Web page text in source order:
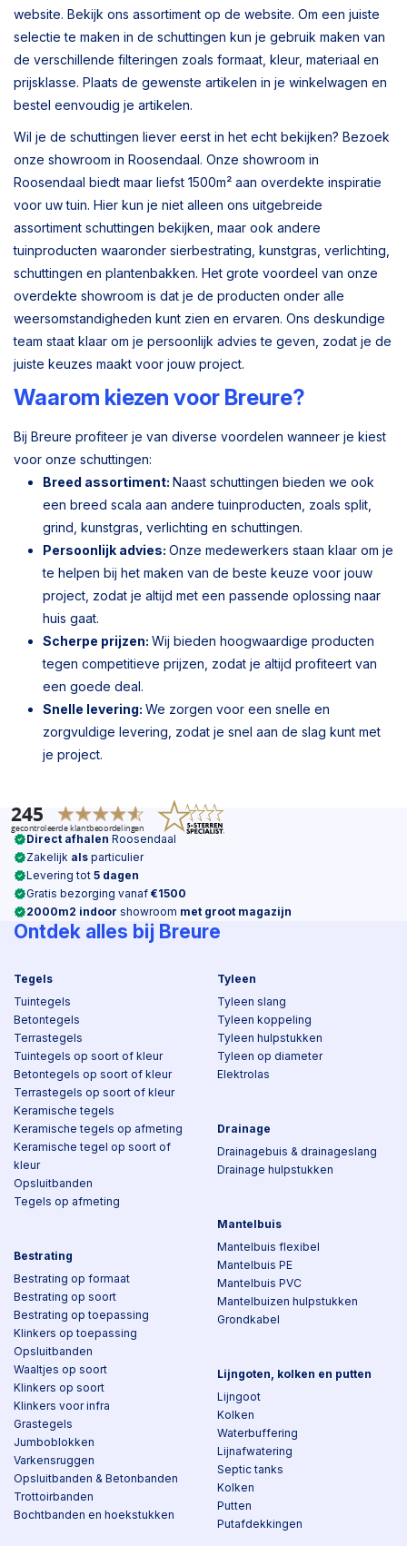
website. Bekijk ons assortiment op de website. Om een juiste
selectie te maken in de schuttingen kun je gebruik maken van
de verschillende filteringen zoals formaat, kleur, materiaal en
prijsklasse. Plaats de gewenste artikelen in je winkelwagen en
bestel eenvoudig je artikelen.
Wil je de schuttingen liever eerst in het echt bekijken? Bezoek
onze showroom in Roosendaal. Onze showroom in
Roosendaal biedt maar liefst 1500m² aan overdekte inspiratie
voor uw tuin. Hier kun je niet alleen ons uitgebreide
assortiment schuttingen bekijken, maar ook andere
tuinproducten waaronder sierbestrating, kunstgras, verlichting,
schuttingen en plantenbakken. Het grote voordeel van onze
overdekte showroom is dat je de producten onder alle
weersomstandigheden kunt zien en ervaren. Ons deskundige
team staat klaar om je persoonlijk advies te geven, zodat je de
juiste keuzes maakt voor jouw project.
Waarom kiezen voor Breure?
Bij Breure profiteer je van diverse voordelen wanneer je kiest
voor onze schuttingen:
Breed assortiment: Naast schuttingen bieden we ook
een breed scala aan andere tuinproducten, zoals split,
grind, kunstgras, verlichting en schuttingen.
Persoonlijk advies: Onze medewerkers staan klaar om je
te helpen bij het maken van de beste keuze voor jouw
project, zodat je altijd met een passende oplossing naar
huis gaat.
Scherpe prijzen: Wij bieden hoogwaardige producten
tegen competitieve prijzen, zodat je altijd profiteert van
een goede deal.
Snelle levering: We zorgen voor een snelle en
zorgvuldige levering, zodat je snel aan de slag kunt met
je project.
Direct afhalen Roosendaal
Zakelijk als particulier
Levering tot 5 dagen
Gratis bezorging vanaf €1500
2000m2 indoor showroom met groot magazijn
Ontdek alles bij Breure
Tegels
Tuintegels
Betontegels
Terrastegels
Tuintegels op soort of kleur
Betontegels op soort of kleur
Terrastegels op soort of kleur
Keramische tegels
Keramische tegels op afmeting
Keramische tegel op soort of
kleur
Opsluitbanden
Tegels op afmeting
Bestrating
Bestrating op formaat
Bestrating op soort
Bestrating op toepassing
Klinkers op toepassing
Opsluitbanden
Waaltjes op soort
Klinkers op soort
Klinkers voor infra
Grastegels
Jumboblokken
Varkensruggen
Opsluitbanden & Betonbanden
Trottoirbanden
Bochtbanden en hoekstukken
Tyleen
Tyleen slang
Tyleen koppeling
Tyleen hulpstukken
Tyleen op diameter
Elektrolas
Drainage
Drainagebuis & drainageslang
Drainage hulpstukken
Mantelbuis
Mantelbuis flexibel
Mantelbuis PE
Mantelbuis PVC
Mantelbuizen hulpstukken
Grondkabel
Lijngoten, kolken en putten
Lijngoot
Kolken
Waterbuffering
Lijnafwatering
Septic tanks
Kolken
Putten
Putafdekkingen